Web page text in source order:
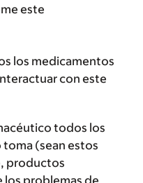
este
los medicamentos
con este
todos los
(sean estos
productos
los problemas de